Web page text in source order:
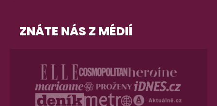
ZNÁTE NÁS Z MÉDIÍ